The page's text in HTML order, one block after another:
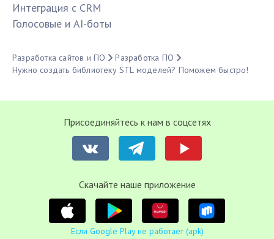
Интеграция с CRM
Голосовые и AI-боты
Разработка сайтов и ПО
Разработка ПО
Нужно создать библиотеку STL моделей? Поможем быстро!
Присоединяйтесь к нам в соцсетях
Cкачайте наше приложение
Если Google Play не работает (apk)